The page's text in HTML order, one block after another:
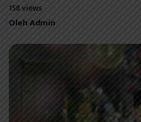
158 views
Oleh Admin